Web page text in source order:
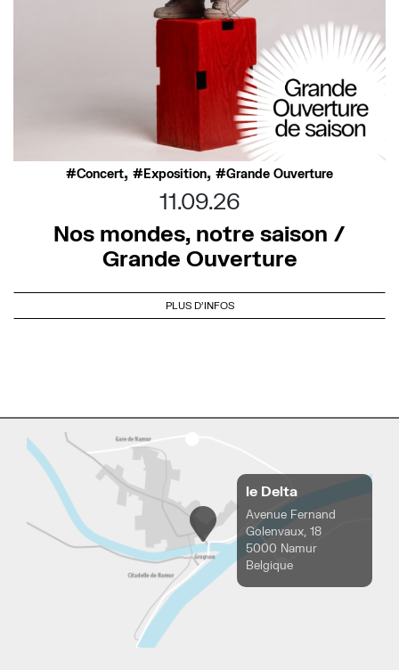
Concert, Exposition, Grande Ouverture
11.09.26
Nos mondes, notre saison /
Grande Ouverture
PLUS D'INFOS
le Delta
Avenue Fernand
Golenvaux, 18
5000 Namur
Belgique